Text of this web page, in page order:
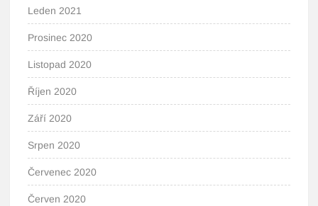
Leden 2021
Prosinec 2020
Listopad 2020
Říjen 2020
Září 2020
Srpen 2020
Červenec 2020
Červen 2020